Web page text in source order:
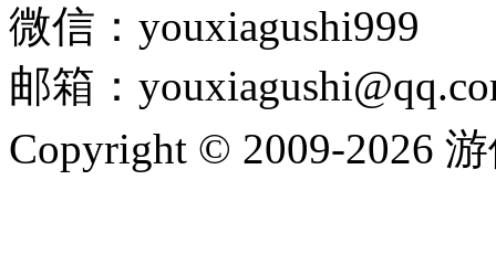
微信：youxiagushi999
邮箱：
Copyright © 2009-2026